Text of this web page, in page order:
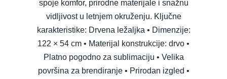
spoje komfor, prirodne materijale i snažnu
vidljivost u letnjem okruženju. Ključne
karakteristike: Drvena ležaljka • Dimenzije:
122 × 54 cm • Materijal konstrukcije: drvo •
Platno pogodno za sublimaciju • Velika
površina za brendiranje • Prirodan izgled •